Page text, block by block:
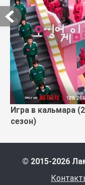
Игра в кальмара (2
сезон)
© 2015-2026